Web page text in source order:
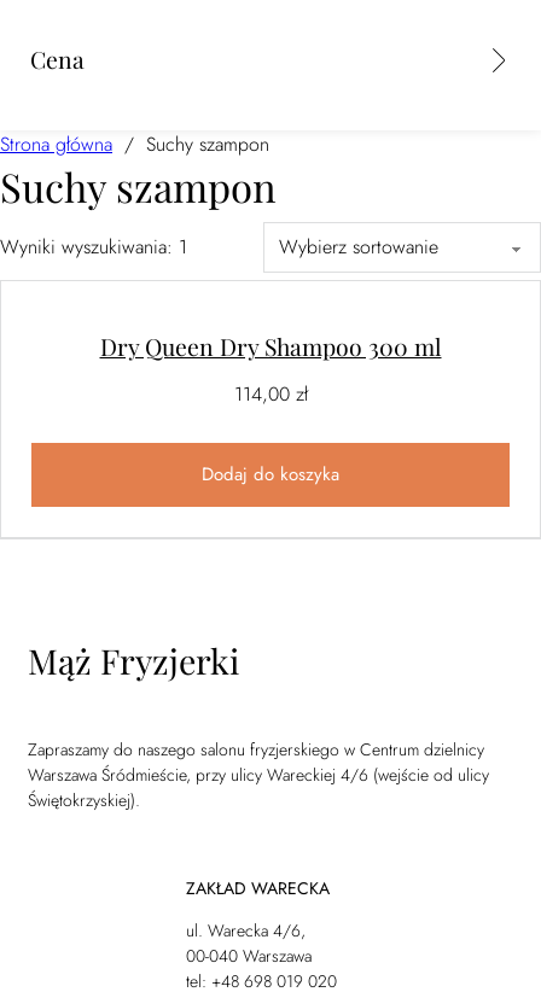
Cena
Strona główna / Suchy szampon
Suchy szampon
Wyniki wyszukiwania: 1
Dry Queen Dry Shampoo 300 ml
114,00 zł
Dodaj do koszyka
Mąż Fryzjerki
Zapraszamy do naszego salonu fryzjerskiego w Centrum dzielnicy
Warszawa Śródmieście, przy ulicy Wareckiej 4/6 (wejście od ulicy
Świętokrzyskiej).
ZAKŁAD WARECKA
ul. Warecka 4/6,
00-040 Warszawa
tel: +48 698 019 020